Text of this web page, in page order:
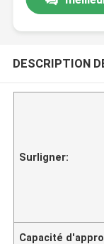
DESCRIPTION
Surligner:
Capacité